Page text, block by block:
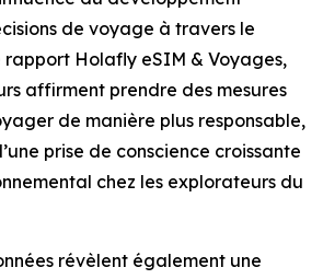
de voyage à travers le
rapport Holafly eSIM & Voyages,
affirment prendre des mesures
de manière plus responsable,
prise de conscience croissante
chez les explorateurs du
révèlent également une